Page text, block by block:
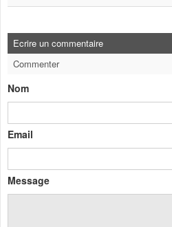
Ecrire un commentaire
Commenter
Nom
Email
Message